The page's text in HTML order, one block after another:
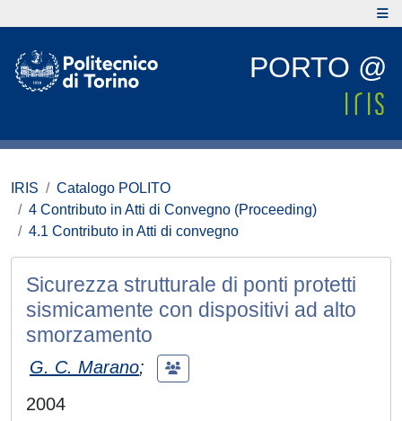
PORTO @
IRIS
Catalogo POLITO
4 Contributo in Atti di Convegno (Proceeding)
4.1 Contributo in Atti di convegno
Sicurezza strutturale di ponti protetti
sismicamente con dispositivi ad alto
smorzamento
G. C. Marano;
2004